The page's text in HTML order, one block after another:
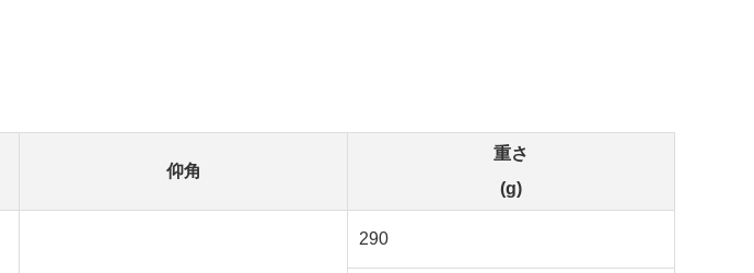
仰角
重さ
(g)
290